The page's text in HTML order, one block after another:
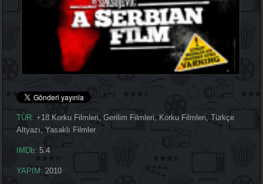
TÜR: +18 Korku Filmleri, Gerilim Filmleri, Korku Filmleri, Türkçe
Altyazı, Yasaklı Filmler
IMDb: 5.4
YAPIM: 2010